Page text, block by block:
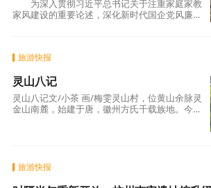
为深入贯彻习近平总书记关于注重家庭家教
家风建设的重要论述，深化新时代国企党风廉政
旅游快报
灵山八记
灵山八记文/小茶 画/梅雯灵山村，位黄山余脉灵
金山南麓，始建于唐，徽州方氏千载族地。今属
旅游快报